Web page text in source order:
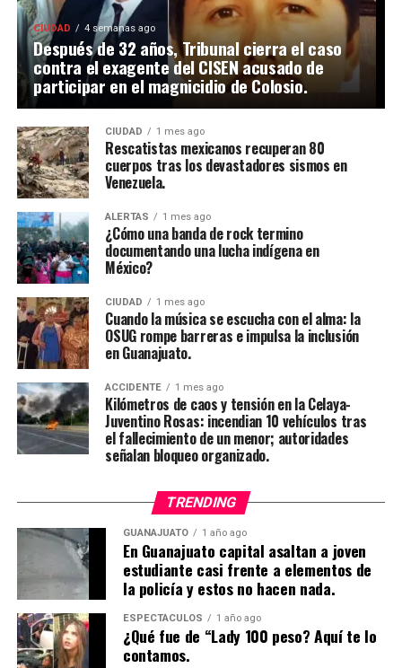
CIUDAD 4 semanas ago
Después de 32 años, Tribunal cierra el caso
contra el exagente del CISEN acusado de
participar en el magnicidio de Colosio.
CIUDAD 1 mes ago
Rescatistas mexicanos recuperan 80
cuerpos tras los devastadores sismos en
Venezuela.
ALERTAS 1 mes ago
¿Cómo una banda de rock termino
documentando una lucha indígena en
México?
CIUDAD 1 mes ago
Cuando la música se escucha con el alma: la
OSUG rompe barreras e impulsa la inclusión
en Guanajuato.
ACCIDENTE 1 mes ago
Kilómetros de caos y tensión en la Celaya-
Juventino Rosas: incendian 10 vehículos tras
el fallecimiento de un menor; autoridades
señalan bloqueo organizado.
TRENDING
GUANAJUATO 1 año ago
En Guanajuato capital asaltan a joven
estudiante casi frente a elementos de
la policía y estos no hacen nada.
ESPECTÁCULOS 1 año ago
¿Qué fue de “Lady 100 peso? Aquí te lo
contamos.